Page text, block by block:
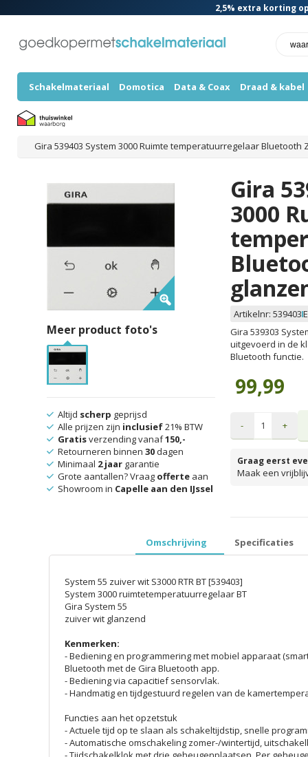
2,5% extra korting
Schakelmateriaal Domotica Data & Coax Draad & kabel
Gira 539403 System 3000 Ruimte temperatuurregelaar Bluetooth
Gira
3000
Artikelnr: 539403
Gira 539303
uitgevoerd in de
Bluetooth functie.
99,99
- +
Graag eerst
Maak een
Meer product foto's
Altijd scherp geprijsd
Alle prijzen zijn inclusief21% BTW
Gratisverzending vanaf150,-
Retourneren binnen 30dagen
Minimaal 2 jaargarantie
Grote aantallen? Vraag offerteaan
Showroom in Capelle aan den IJssel
Omschrijving Specificaties
System 55 zuiver wit S3000 RTR BT [539403]
System 3000 ruimtetemperatuurregelaar BT
Gira System 55
zuiver wit glanzend
Kenmerken:
- Bediening en programmering met mobiel apparaat
Bluetooth met de Gira Bluetooth app.
- Bediening via capacitief sensorvlak.
- Handmatig en tijdgestuurd regelen van de
Functies aan het opzetstuk
- Actuele tijd op te slaan als schakeltijdstip, snelle
- Automatische omschakeling zomer-/wintertijd,